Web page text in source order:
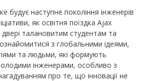
будує наступне покоління інженерів
як освітня поїздка Ajax
талановитим студентам та
з глобальними ідеями,
та людьми, які формують
інженерами, особливо з
про те, що інновації не